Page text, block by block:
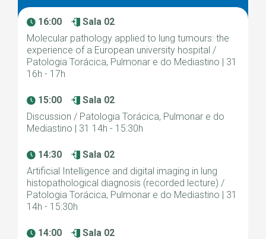
16:00
Sala 02
Molecular pathology applied to lung tumours: the
experience of a European university hospital /
Patologia Torácica, Pulmonar e do Mediastino | 31
16h - 17h
15:00
Sala 02
Discussion / Patologia Torácica, Pulmonar e do
Mediastino | 31 14h - 15:30h
14:30
Sala 02
Artificial Intelligence and digital imaging in lung
histopathological diagnosis (recorded lecture) /
Patologia Torácica, Pulmonar e do Mediastino | 31
14h - 15:30h
14:00
Sala 02